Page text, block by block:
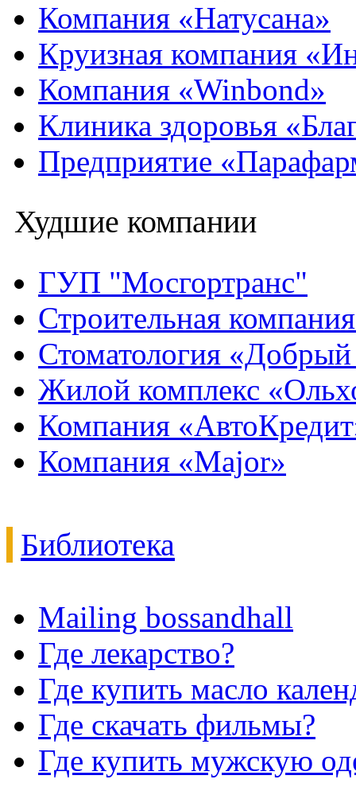
Компания «Натусана»
Круизная компания
Компания «Winbond»
Клиника здоровья
Предприятие
Худшие компании
ГУП "Мосгортранс"
Строительная
Стоматология
Жилой комплекс
Компания
Компания «Major»
Библиотека
Mailing bossandhall
Где лекарство?
Где купить масло
Где скачать фильмы?
Где купить мужскую